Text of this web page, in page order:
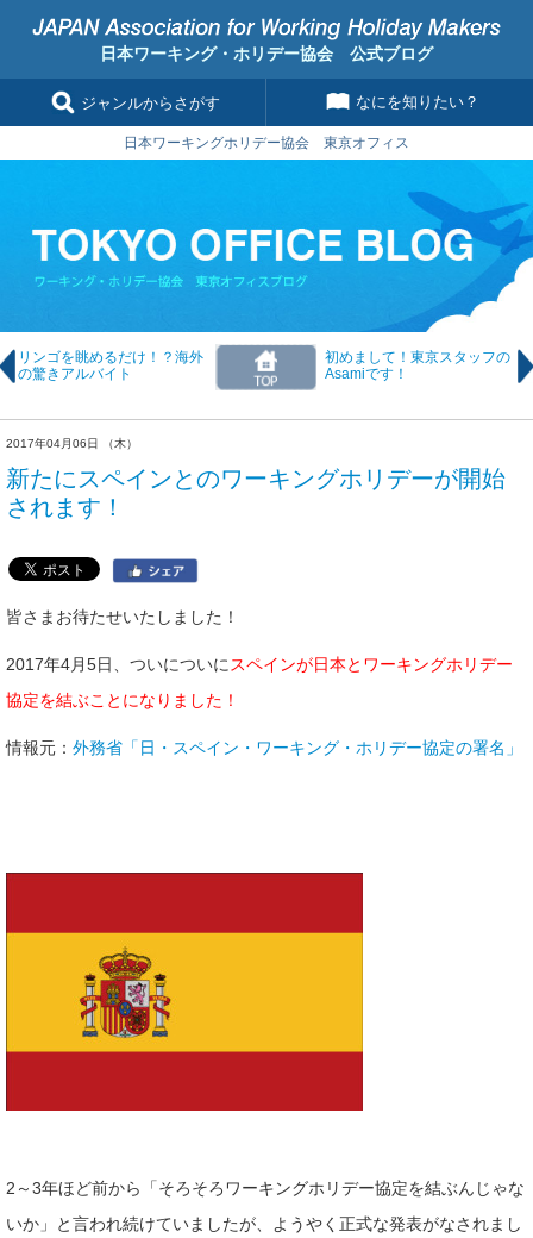
日本ワーキング・ホリデー協会 公式ブログ
ジャンルからさがす なにを知りたい？
日本ワーキングホリデー協会 東京オフィス
リンゴを眺めるだけ！？海外
の驚きアルバイト
初めまして！東京スタッフの
Asamiです！
2017年04月06日 （木）
新たにスペインとのワーキングホリデーが開始
されます！
皆さまお待たせいたしました！
2017年4月5日、ついについにスペインが日本とワーキングホリデー
協定を結ぶことになりました！
情報元： 外務省「日・スペイン・ワーキング・ホリデー協定の署名」
2～3年ほど前から「そろそろワーキングホリデー協定を結ぶんじゃな
いか」と言われ続けていましたが、ようやく正式な発表がなされまし